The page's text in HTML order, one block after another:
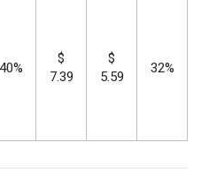
40%
$
7.39
$
5.59
32%